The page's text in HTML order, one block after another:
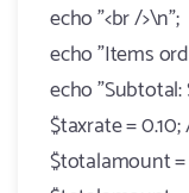
echo "<br />\n";
echo "Items
echo
$taxrate =
$totalamount